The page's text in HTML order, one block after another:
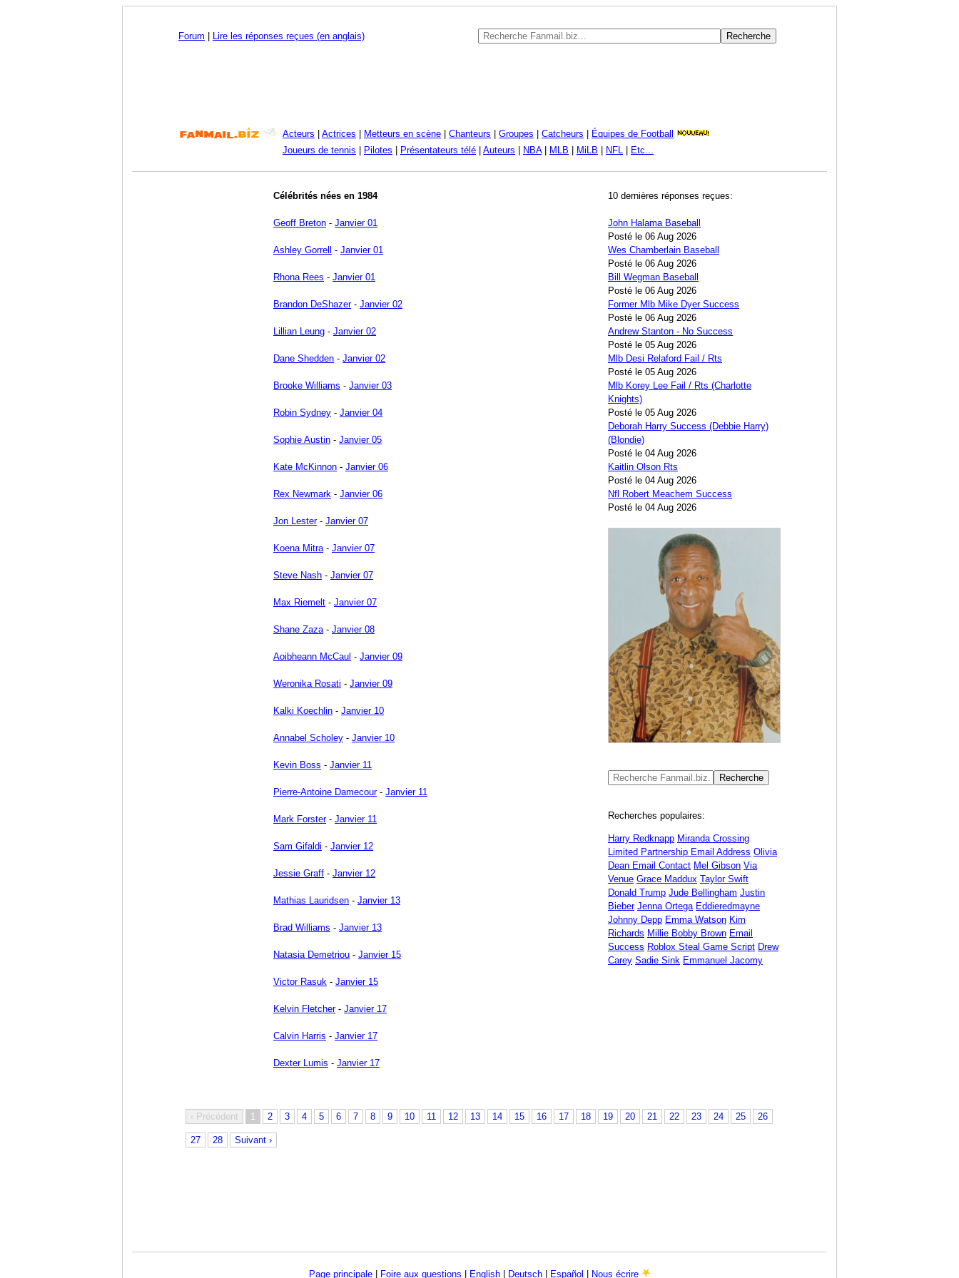
Forum Lire les réponses reçues (en anglais)
Acteurs Actrices Metteurs en scène Chanteurs Groupes Catcheurs
Équipes de Football
Joueurs de tennis
Pilotes Présentateurs télé Auteurs NBA| MLB MiLB NFL Etc...
Célébrités nées en 1984
Geoff Breton - Janvier 01
Ashley Gorrell - Janvier 01
Rhona Rees - Janvier 01
Brandon DeShazer- Janvier 02
Lillian Leung - Janvier 02
Dane Shedden - Janvier 02
Brooke Williams - Janvier 03
Robin Sydney - Janvier 04
Sophie Austin - Janvier 05
Kate McKinnon - Janvier 06
Rex Newmark - Janvier 06
Jon Lester- Janvier 07
Koena Mitra- Janvier 07
Steve Nash - Janvier 07
Max Riemelt - Janvier 07
Shane Zaza- Janvier 08
Aoibheann McCaul - Janvier 09
Weronika Rosati - Janvier 09
Kalki Koechlin - Janvier 10
Annabel Scholey - Janvier 10
Kevin Boss - Janvier 11
Pierre-Antoine Damecour- Janvier 11
Mark Forster- Janvier 11
Sam Gifaldi - Janvier 12
Jessie Graff - Janvier 12
Mathias Lauridsen - Janvier 13
Brad Williams - Janvier 13
Natasia Demetriou - Janvier 15
Victor Rasuk - Janvier 15
Kelvin Fletcher- Janvier 17
Calvin Harris - Janvier 17
Dexter Lumis - Janvier 17
10 dernières réponses reçues:
John Halama Baseball
Posté le 06 Aug 2026
Wes Chamberlain Baseball
Posté le 06 Aug 2026
Bill Wegman Baseball
Posté le 06 Aug 2026
Former Mlb Mike Dyer Success
Posté le 06 Aug 2026
Andrew Stanton - No Success
Posté le 05 Aug 2026
Mlb Desi Relaford Fail / Rts
Posté le 05 Aug 2026
Mlb Korey Lee Fail / Rts (Charlotte
Knights)
Posté le 05 Aug 2026
Deborah Harry Success (Debbie Harry)
(Blondie)
Posté le 04 Aug 2026
Kaitlin Olson Rts
Posté le 04 Aug 2026
Nfl Robert Meachem Success
Posté le 04 Aug 2026
Recherches populaires:
Harry Redknapp Miranda Crossing
Limited Partnership Email Address Olivia
Dean Email Contact Mel Gibson Via
Venue Grace Maddux Taylor Swift
Donald Trump Jude Bellingham Justin
Bieber Jenna Ortega Eddieredmayne
Johnny Depp Emma Watson Kim
Richards Millie Bobby Brown Email
Success Roblox Steal Game Script Drew
Carey Sadie Sink Emmanuel Jacomy
‹ Précédent 1 2 3 4 5 6 7 8 9 10 11 12 13 14 15 16 17 18 19 20 21 22 23 24 25 26
27 28 Suivant ›
Page principale| Foire aux questions | English| Deutsch| Español | Nous écrire